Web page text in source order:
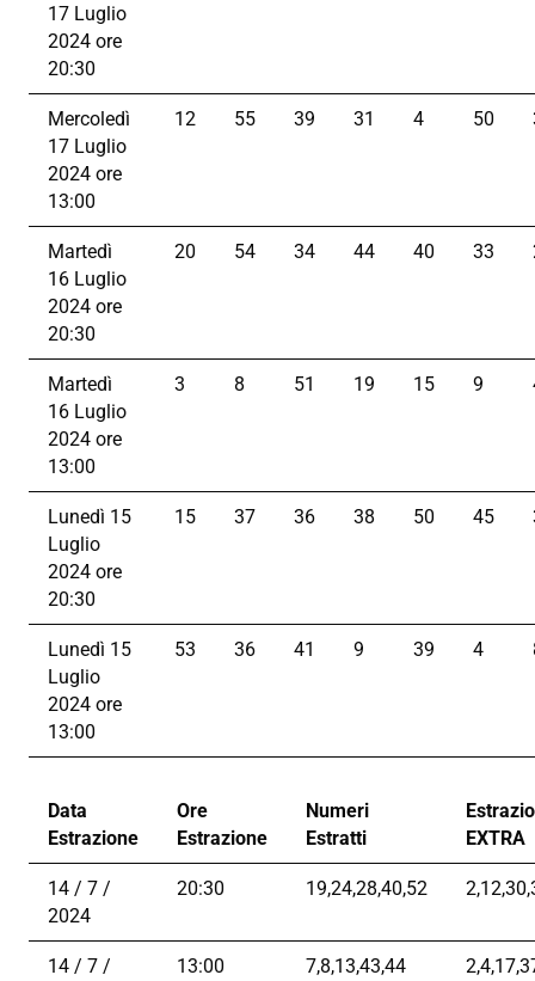
17 Luglio
2024 ore
20:30
Mercoledì
17 Luglio
2024 ore
13:00
12 55 39 31 4 50
Martedì
16 Luglio
2024 ore
20:30
20 54 34 44 40 33
Martedì
16 Luglio
2024 ore
13:00
3 8 51 19 15 9
Lunedì 15
Luglio
2024 ore
20:30
15 37 36 38 50 45
Lunedì 15
Luglio
2024 ore
13:00
53 36 41 9 39 4
Data
Estrazione
Ore
Estrazione
Numeri
Estratti
EXTRA
14 / 7 /
2024
20:30 19,24,28,40,52
14 / 7 /
13:00 7,8,13,43,44